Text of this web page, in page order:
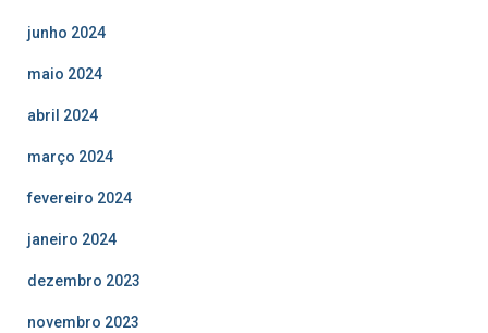
junho 2024
maio 2024
abril 2024
março 2024
fevereiro 2024
janeiro 2024
dezembro 2023
novembro 2023